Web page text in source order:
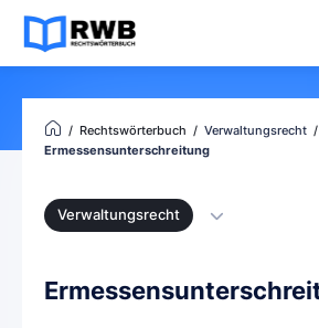
Rechtswörterbuch
Verwaltungsrecht
Ermessensunterschreitung
Verwaltungsrecht